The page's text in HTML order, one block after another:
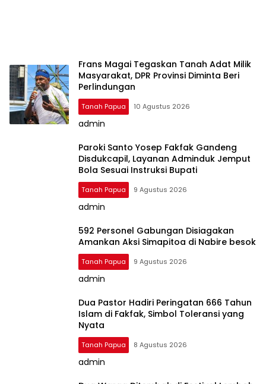
Frans Magai Tegaskan Tanah Adat Milik
Masyarakat, DPR Provinsi Diminta Beri
Perlindungan
Tanah Papua 10 Agustus 2026
admin
Paroki Santo Yosep Fakfak Gandeng
Disdukcapil, Layanan Adminduk Jemput
Bola Sesuai Instruksi Bupati
Tanah Papua 9 Agustus 2026
admin
592 Personel Gabungan Disiagakan
Amankan Aksi Simapitoa di Nabire besok
Tanah Papua 9 Agustus 2026
admin
Dua Pastor Hadiri Peringatan 666 Tahun
Islam di Fakfak, Simbol Toleransi yang
Nyata
Tanah Papua 8 Agustus 2026
admin